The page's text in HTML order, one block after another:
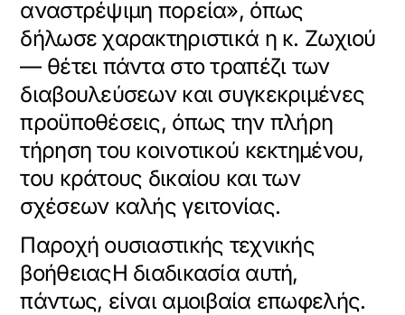
αναστρέψιμη πορεία», όπως
δήλωσε χαρακτηριστικά η κ. Ζωχιού
— θέτει πάντα στο τραπέζι των
διαβουλεύσεων και συγκεκριμένες
προϋποθέσεις, όπως την πλήρη
τήρηση του κοινοτικού κεκτημένου,
του κράτους δικαίου και των
σχέσεων καλής γειτονίας.
Παροχή ουσιαστικής τεχνικής
βοήθειαςΗ διαδικασία αυτή,
πάντως, είναι αμοιβαία επωφελής.